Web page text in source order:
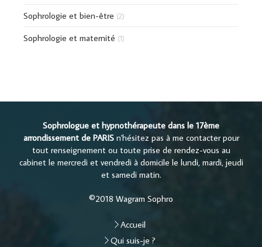
Sophrologie et bien-être (2)
Sophrologie et maternité (1)
Sophrologue et hypnothérapeute dans le 17ème
arrondissement de PARIS n'hésitez pas à me contacter pour
tout renseignement ou toute prise de rendez-vous au
cabinet le mercredi et vendredi à domicile le lundi, mardi, jeudi
et samedi matin.
©2018 Wagram Sophro
Accueil
Qui suis-je ?